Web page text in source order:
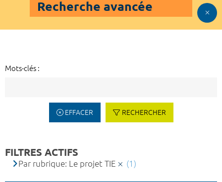
Recherche avancée
Mots-clés :
EFFACER RECHERCHER
FILTRES ACTIFS
Par rubrique: Le projet TIE (1)